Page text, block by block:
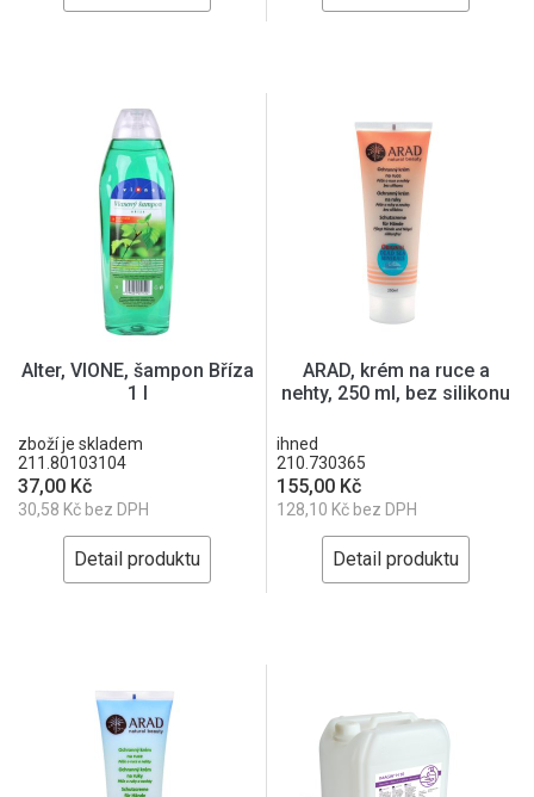
Alter, VIONE, šampon Bříza
1 l
zboží je skladem
211.80103104
37,00 Kč
30,58 Kč bez DPH
Detail produktu
ARAD, krém na ruce a
nehty, 250 ml, bez silikonu
ihned
210.730365
155,00 Kč
128,10 Kč bez DPH
Detail produktu